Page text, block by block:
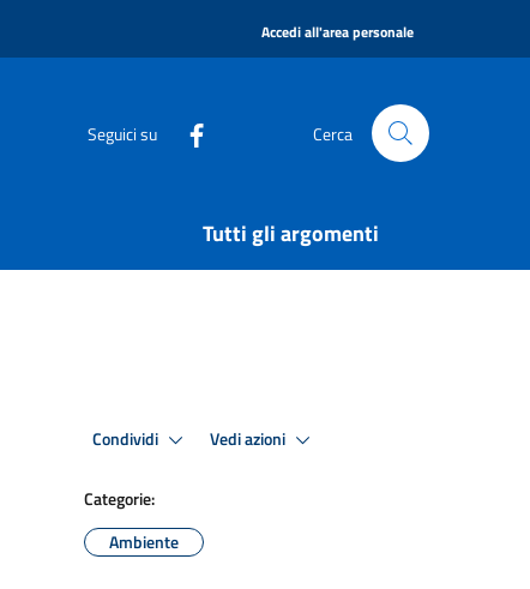
Accedi all'area personale
Seguici su Cerca
Tutti gli argomenti
Condividi Vedi azioni
Categorie:
Ambiente